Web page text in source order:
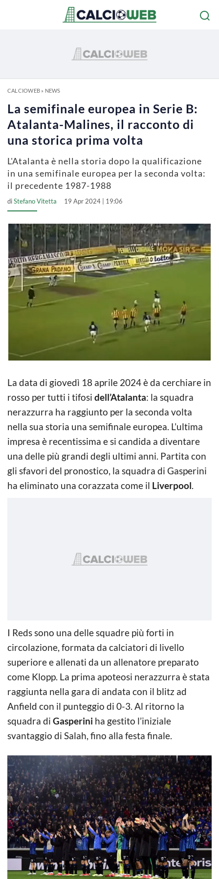
CALCIOWEB» NEWS
La semifinale europea in Serie B:
Atalanta-Malines, il racconto di
una storica prima volta
L'Atalanta è nella storia dopo la qualificazione
in una semifinale europea per la seconda volta:
il precedente 1987-1988
diStefano Vitetta 19 Apr 2024 | 19:06
La data di giovedì 18 aprile 2024 è da cerchiare in
rosso per tutti i tifosi dell’Atalanta: la squadra
nerazzurra ha raggiunto per la seconda volta
nella sua storia una semifinale europea. L’ultima
impresa è recentissima e si candida a diventare
una delle più grandi degli ultimi anni. Partita con
gli sfavori del pronostico, la squadra di Gasperini
ha eliminato una corazzata come il Liverpool.
I Reds sono una delle squadre più forti in
circolazione, formata da calciatori di livello
superiore e allenati da un allenatore preparato
come Klopp. La prima apoteosi nerazzurra è stata
raggiunta nella gara di andata con il blitz ad
Anfield con il punteggio di 0-3. Al ritorno la
squadra di Gasperini ha gestito l’iniziale
svantaggio di Salah, fino alla festa finale.